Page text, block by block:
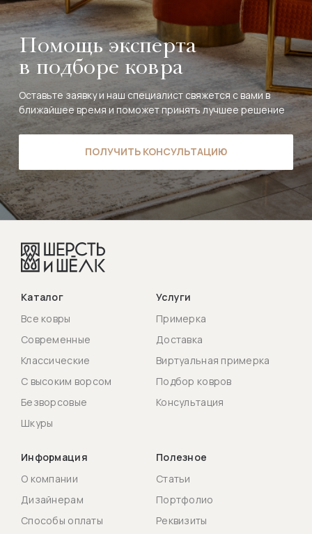
Помощь эксперта
в подборе ковра
Оставьте заявку и наш специалист свяжется с вами в
ближайшее время и поможет принять лучшее решение
ПОЛУЧИТЬ КОНСУЛЬТАЦИЮ
Каталог
Все ковры
Современные
Классические
С высоким ворсом
Безворсовые
Шкуры
Услуги
Примерка
Доставка
Виртуальная примерка
Подбор ковров
Консультация
Информация
О компании
Дизайнерам
Способы оплаты
Полезное
Статьи
Портфолио
Реквизиты